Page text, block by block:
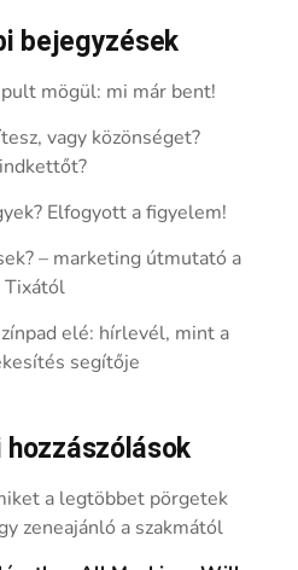
bejegyzések
mögül: mi már bent!
vagy közönséget?
Elfogyott a figyelem!
– marketing útmutató a
Tixától
elé: hírlevél, mint a
segítője
a legtöbbet pörgetek
zeneajánló a szakmától